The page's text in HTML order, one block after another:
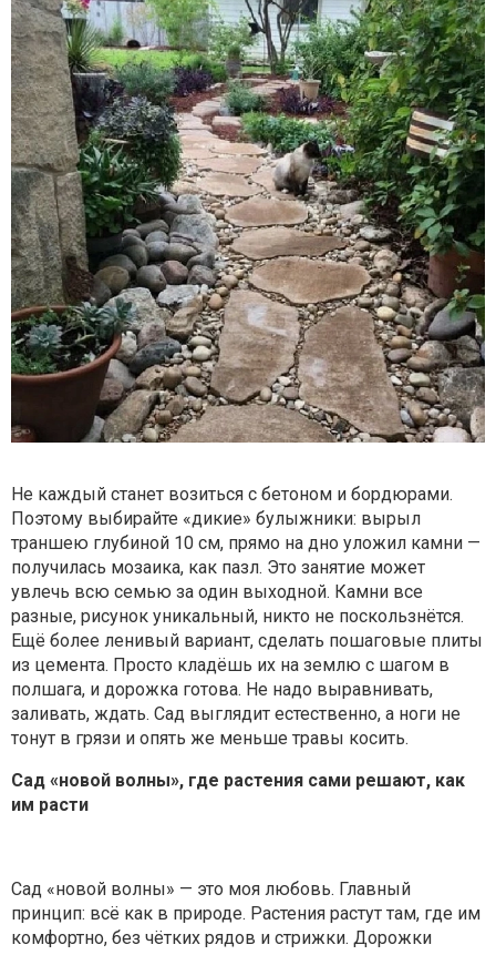
Не каждый станет возиться с бетоном и бордюрами.
Поэтому выбирайте «дикие» булыжники: вырыл
траншею глубиной 10 см, прямо на дно уложил камни —
получилась мозаика, как пазл. Это занятие может
увлечь всю семью за один выходной. Камни все
разные, рисунок уникальный, никто не поскользнётся.
Ещё более ленивый вариант, сделать пошаговые плиты
из цемента. Просто кладёшь их на землю с шагом в
полшага, и дорожка готова. Не надо выравнивать,
заливать, ждать. Сад выглядит естественно, а ноги не
тонут в грязи и опять же меньше травы косить.
Сад «новой волны», где растения сами решают, как
им расти
Сад «новой волны» — это моя любовь. Главный
принцип: всё как в природе. Растения растут там, где им
комфортно, без чёткиx рядов и стрижки. Дорожки